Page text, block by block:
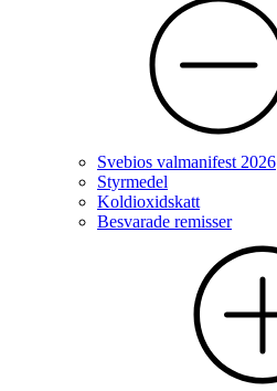
Svebios valmanifest 2026
Styrmedel
Koldioxidskatt
Besvarade remisser